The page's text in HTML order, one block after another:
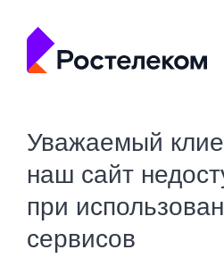
Уважаемый
наш сайт
при
сервисов